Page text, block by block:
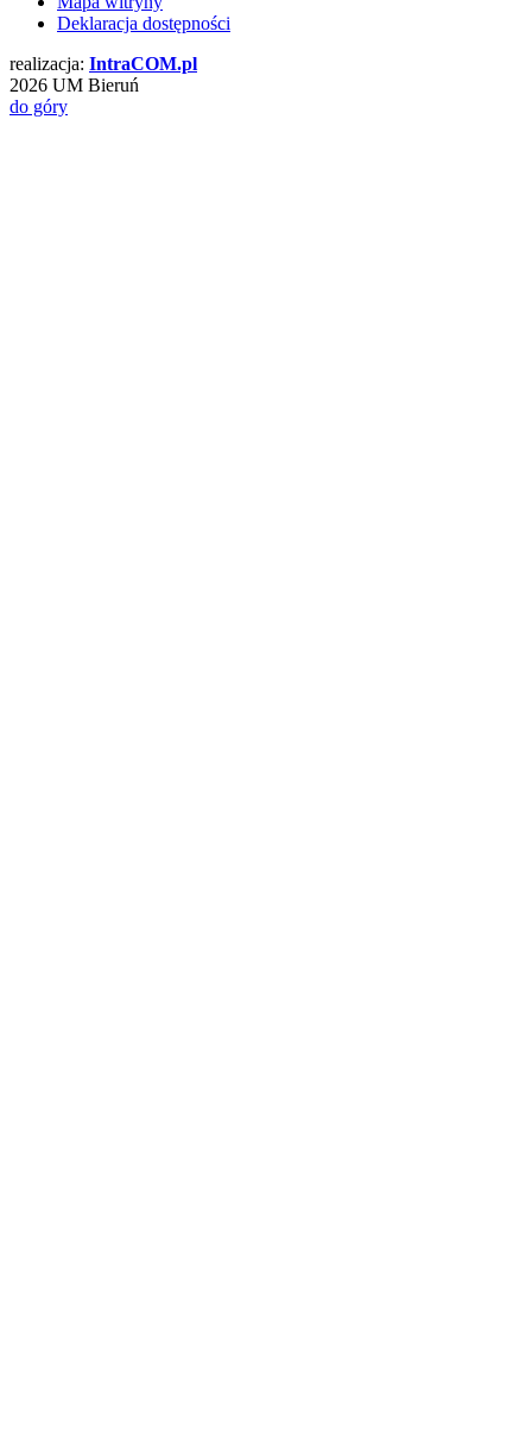
Deklaracja dostępności
realizacja: IntraCOM.pl
2026 UM Bieruń
do góry